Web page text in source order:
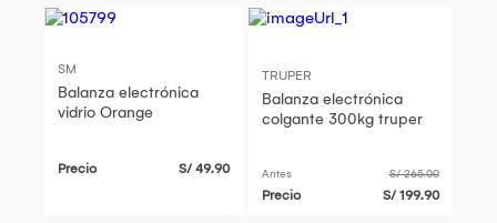
SM
Balanza electrónica
vidrio Orange
Precio S/ 49.90
TRUPER
Balanza electrónica
colgante 300kg truper
Antes S/ 265.00
Precio S/ 199.90